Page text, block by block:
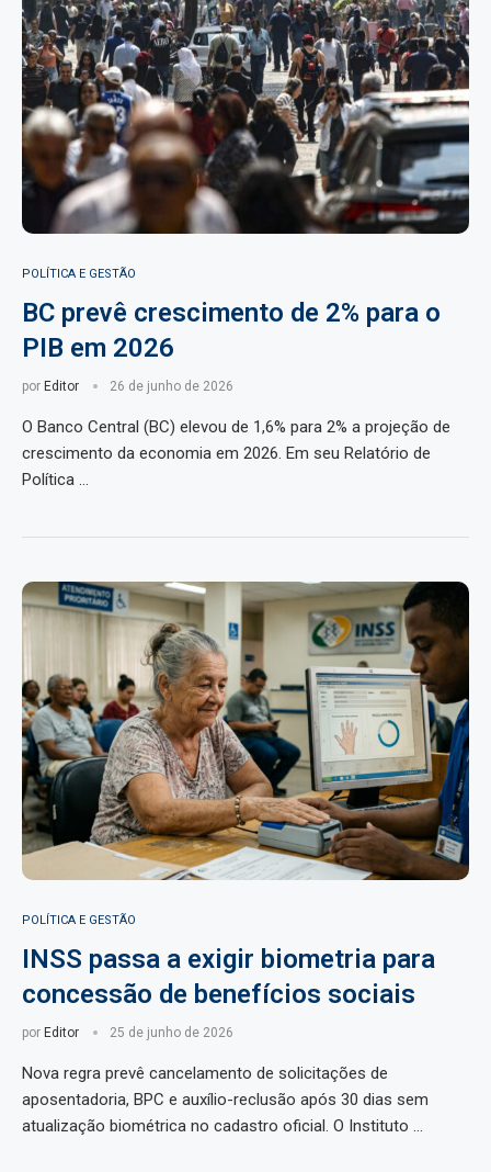
POLÍTICA E GESTÃO
BC prevê crescimento de 2% para o
PIB em 2026
por Editor 26 de junho de 2026
O Banco Central (BC) elevou de 1,6% para 2% a projeção de
crescimento da economia em 2026. Em seu Relatório de
Política …
POLÍTICA E GESTÃO
INSS passa a exigir biometria para
concessão de benefícios sociais
por Editor 25 de junho de 2026
Nova regra prevê cancelamento de solicitações de
aposentadoria, BPC e auxílio-reclusão após 30 dias sem
atualização biométrica no cadastro oficial. O Instituto …